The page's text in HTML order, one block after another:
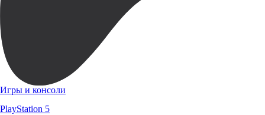
Игры и консоли
PlayStation 5